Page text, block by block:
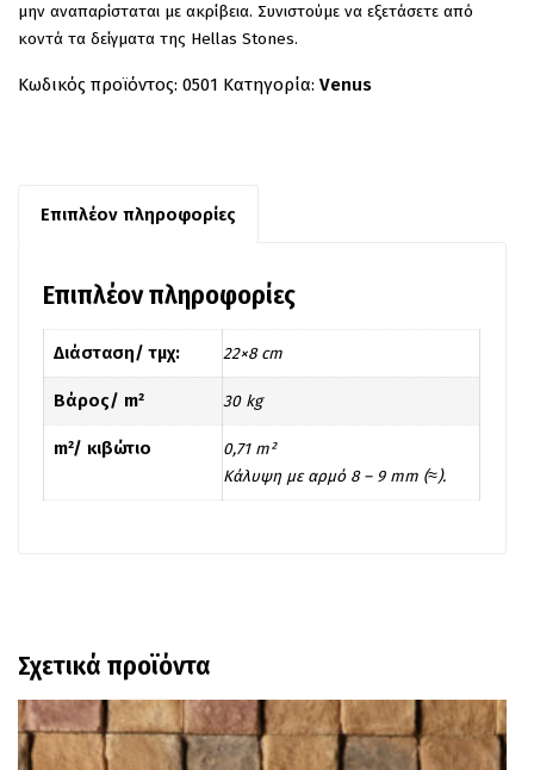
μην αναπαρίσταται με ακρίβεια. Συνιστούμε να εξετάσετε από
κοντά τα δείγματα της Hellas Stones.
Κωδικός προϊόντος: 0501 Κατηγορία: Venus
Επιπλέον πληροφορίες
Επιπλέον πληροφορίες
Διάσταση/ τμχ: 22×8 cm
Βάρος/ m² 30 kg
m²/ κιβώτιο
0,71 m²
Kάλυψη με αρμό 8 – 9 mm (≈).
Σχετικά προϊόντα